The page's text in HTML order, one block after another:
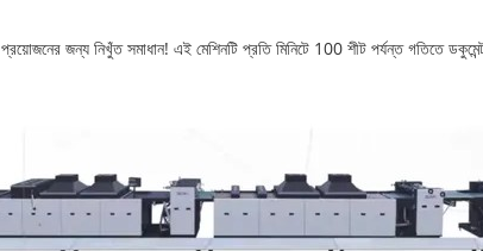
জন্য নিখুঁত সমাধান! এই মেশিনটি প্রতি মিনিটে 100 শীট পর্যন্ত গতিতে